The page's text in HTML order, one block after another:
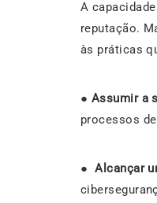
A
reputação.
às práticas
● Assumir a
processos
●Alcançar